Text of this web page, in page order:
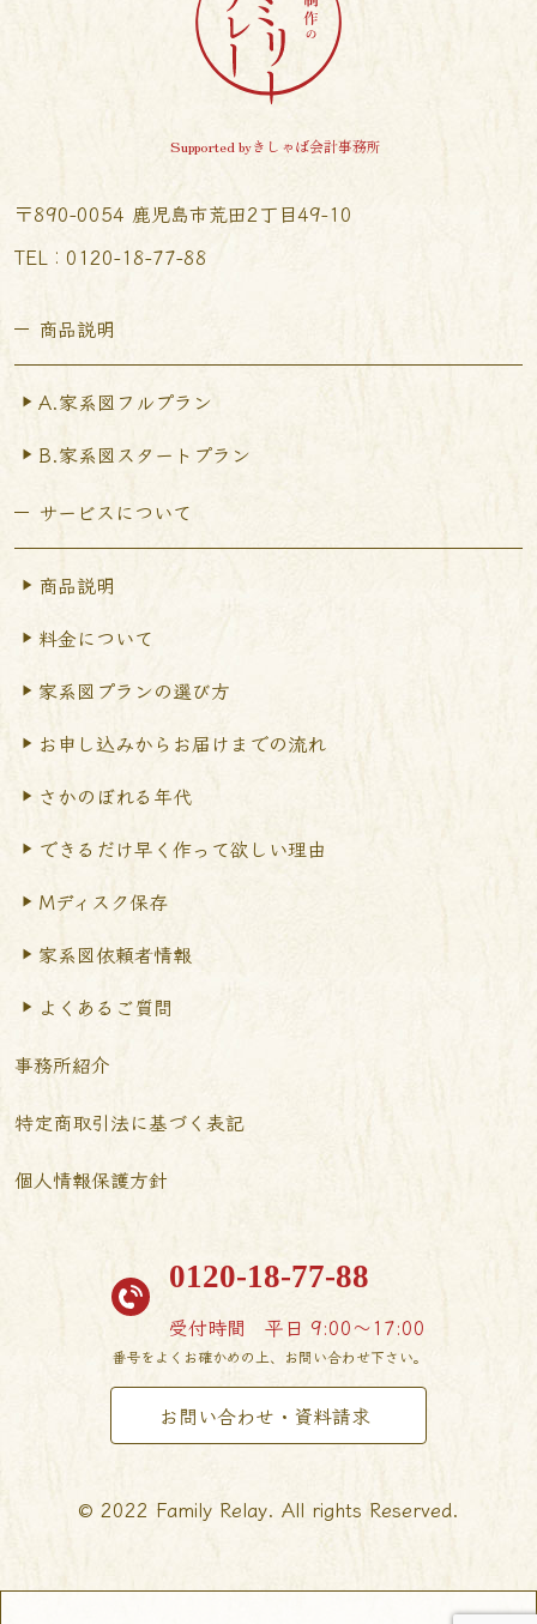
Supported byきしゃば会計事務所
〒890-0054 鹿児島市荒田2丁目49-10
TEL︰0120-18-77-88
商品説明
A.家系図フルプラン
B.家系図スタートプラン
サービスについて
商品説明
料金について
家系図プランの選び方
お申し込みからお届けまでの流れ
さかのぼれる年代
できるだけ早く作って欲しい理由
Mディスク保存
家系図依頼者情報
よくあるご質問
事務所紹介
特定商取引法に基づく表記
個人情報保護方針
0120-18-77-88
受付時間 平日 9:00〜17:00
番号をよくお確かめの上、お問い合わせ下さい。
お問い合わせ・資料請求
© 2022 Family Relay. All rights Reserved.